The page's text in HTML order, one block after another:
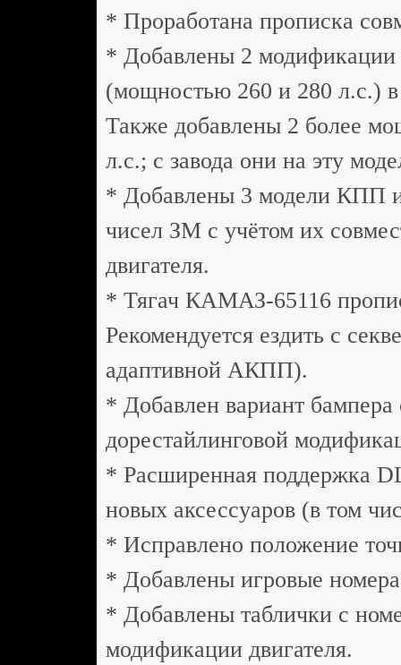
* Проработана прописка
* Добавлены 2 модификации
(мощностью 260 и 280 л.с.)
Также добавлены 2 более
л.с.; с завода они на эту
* Добавлены 3 модели КПП и
чисел ЗМ с учётом их
двигателя.
* Тягач КАМАЗ-65116
Рекомендуется ездить с
адаптивной АКПП).
* Добавлен вариант бампера
дорестайлинговой
* Расширенная поддержка
новых аксессуаров (в том
* Исправлено положение
* Добавлены игровые
* Добавлены таблички с
модификации двигателя.